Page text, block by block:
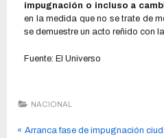
impugnación o incluso a
en la medida que no se trate de
se demuestre un acto reñido con
Fuente: El Universo
NACIONAL
Arranca fase de impugnación